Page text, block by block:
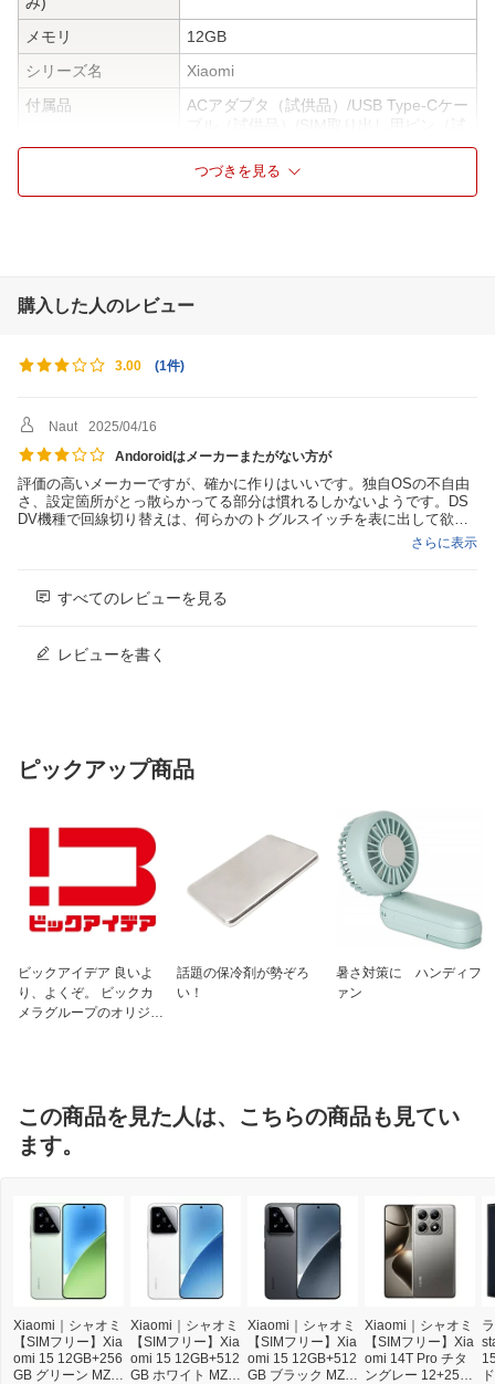
メモリ
12GB
シリーズ名
Xiaomi
付属品
ACアダプタ（試供品）/USB Type-Cケー
供品）/ ソフトケース（試供品）/クイッ
クスタートガイド
CPU
Snapdragon 8 Elite Mobile Platform オク
Bluetooth
Bluetooth 6.0
周波数帯
通信速度
5G：UL 0.9Gbps;DL 4.14Gbps 4G：UL:
200Mbps; DL:1.6Gbps
ディスプレイ
2670×1200、有機EL（AMOLED）
赤外線ブラスター、気圧計、フリッカー
バッテリー
5240mAh
5000万画素望遠
5000万画素超広角
インカメラ
3200万画素
ストレージ
256GB
重量
約191g
防水
有
SIMカードタイプ
仕様2
約38.9分で1~100%（トップスピード）
*同梱の充電器利用、画面消灯・ 充電速
度のトップスピード設定時。1〜100％ま
での最短充電時間。使用環境等により変
動。Xiaomiラボでの25°下でのテストに
基づくものです。
仕様3
Android 15
つづきを見る
購入した人のレビュー
3.00 (1件)
Naut
2025/04/16
Andoroidはメーカーまたがない方が
評価の高いメーカーですが、確かに作りはいいです。独自OSの不自由
さ、設定箇所がとっ散らかってる部分は慣れるしかないようです。DS
DV機種で回線切り替えは、何らかのトグルスイッチを表に出して欲し
いです。ハイエンド小型機ということで飛びつきましたが、FIND X8s
さらに表示
すべてのレビューを見る
レビューを書く
ピックアップ商品
ビックアイデア 良いよ
り、よくぞ。 ビックカ
メラグループのオリジナ
話題の保冷剤が勢ぞろ
い！
暑さ対策に ハンディフ
ァン
この商品を見た人は、こちらの商品も見てい
ます。
Xiaomi｜シャオミ
【SIMフリー】Xia
omi 15 12GB+256
GB グリーン MZB
Xiaomi｜シャオミ
【SIMフリー】Xia
omi 15 12GB+512
GB ホワイト MZB
Xiaomi｜シャオミ
【SIMフリー】Xia
omi 15 12GB+512
GB ブラック MZB
Xiaomi｜シャオミ
【SIMフリー】Xia
omi 14T Pro チタ
ングレー 12+256